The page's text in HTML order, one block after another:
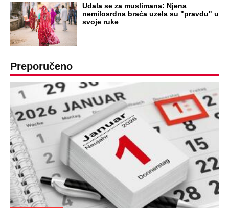
Udala se za muslimana: Njena
nemilosrdna braća uzela su "pravdu" u
svoje ruke
Preporučeno